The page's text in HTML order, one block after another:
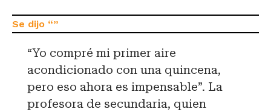
“Yo compré mi primer aire
acondicionado con una quincena,
pero eso ahora es impensable”. La
profesora de secundaria, quien